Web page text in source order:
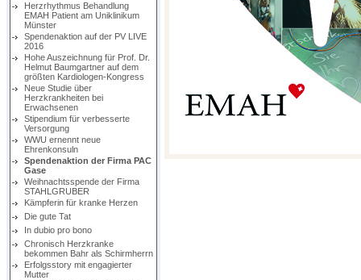
Herzrhythmus Behandlung
EMAH Patient am Uniklinikum
Münster
Spendenaktion auf der PV LIVE
2016
Hohe Auszeichnung für Prof. Dr.
Helmut Baumgartner auf dem
größten Kardiologen-Kongress
Neue Studie über
Herzkrankheiten bei
Erwachsenen
Stipendium für verbesserte
Versorgung
WWU ernennt neue
Ehrenkonsuln
Spendenaktion der Firma PAC
Gase
Weihnachtsspende der Firma
STAHLGRUBER
Kämpferin für kranke Herzen
Die gute Tat
In dubio pro bono
Chronisch Herzkranke
bekommen Bahr als Schirmherrn
Erfolgsstory mit engagierter
Mutter